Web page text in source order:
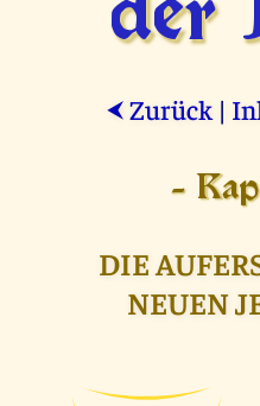
der
⮜ Zurück |
-
DIE
NEUEN